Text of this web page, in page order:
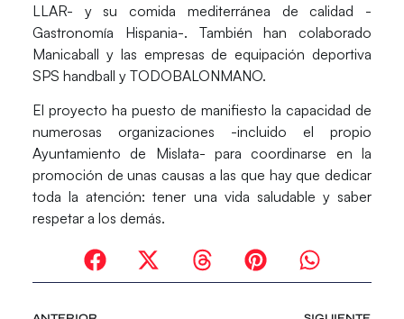
LLAR- y su comida mediterránea de calidad -
Gastronomía Hispania-. También han colaborado
Manicaball y las empresas de equipación deportiva
SPS handball y TODOBALONMANO.
El proyecto ha puesto de manifiesto la capacidad de
numerosas organizaciones -incluido el propio
Ayuntamiento de Mislata- para coordinarse en la
promoción de unas causas a las que hay que dedicar
toda la atención: tener una vida saludable y saber
respetar a los demás.